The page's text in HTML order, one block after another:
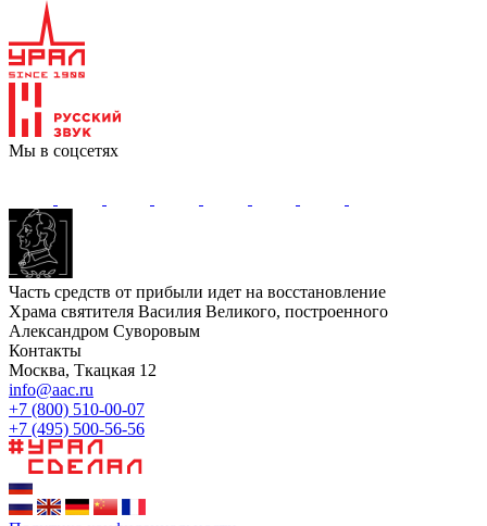
Мы в соцсетях
Часть средств от прибыли идет на восстановление
Храма святителя Василия Великого, построенного
Александром Суворовым
Контакты
Москва, Ткацкая 12
info@aac.ru
+7 (800) 510-00-07
+7 (495) 500-56-56